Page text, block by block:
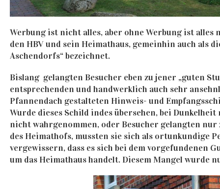
Werbung ist nicht alles, aber ohne Werbung ist alles
den HBV und sein Heimathaus, gemeinhin auch als
Aschendorfs“ bezeichnet.
Bislang gelangten Besucher eben zu jener „guten
entsprechenden und handwerklich auch sehr
Pfannendach gestalteten Hinweis- und
Wurde dieses Schild indes übersehen, bei
nicht wahrgenommen, oder Besucher gelangten nur
des Heimathofs, mussten sie sich als ortunkundige
vergewissern, dass es sich bei dem vorgefundenen
um das Heimathaus handelt. Diesem Mangel wurde